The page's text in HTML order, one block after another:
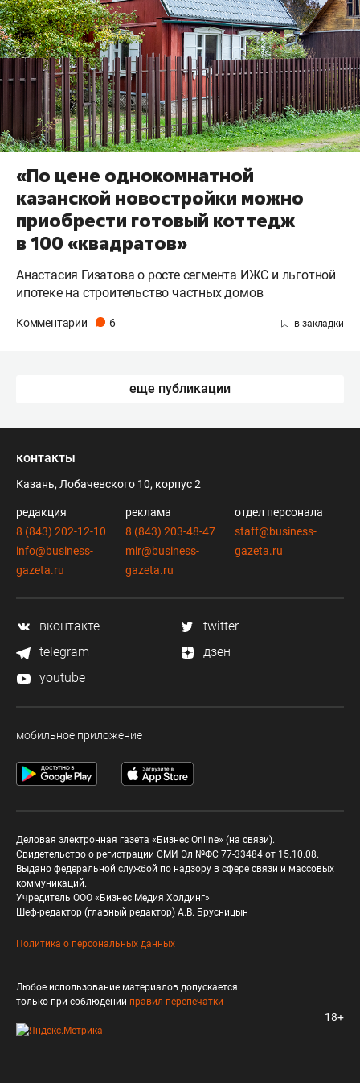
«По цене однокомнатной
казанской новостройки можно
приобрести готовый коттедж
в 100 «квадратов»
Анастасия Гизатова о росте сегмента ИЖС и льготной
ипотеке на строительство частных домов
Комментарии 6
еще публикации
контакты
Казань, Лобачевского 10, корпус 2
редакция
8 (843) 202-12-10
info@business-
gazeta.ru
реклама
8 (843) 203-48-47
mir@business-
gazeta.ru
отдел персонала
staff@business-
gazeta.ru
вконтакте
twitter
telegram
дзен
youtube
мобильное приложение
Деловая электронная газета «Бизнес Online» (на связи).
Свидетельство о регистрации СМИ Эл №ФС 77-33484 от 15.10.08.
Выдано федеральной службой по надзору в сфере связи и массовых
коммуникаций.
Учредитель ООО «Бизнес Медия Холдинг»
Шеф-редактор (главный редактор) А.В. Брусницын
Политика о персональных данных
Любое использование материалов допускается
только при соблюдении правил перепечатки
18+